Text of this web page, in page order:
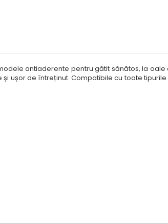
antiaderente pentru gătit sănătos, la oale
ușor de întreținut. Compatibile cu toate